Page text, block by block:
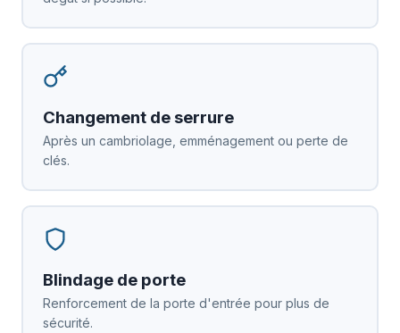
Changement de serrure
Après un cambriolage, emménagement ou perte de
clés.
Blindage de porte
Renforcement de la porte d'entrée pour plus de
sécurité.